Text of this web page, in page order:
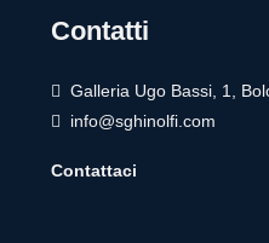
Contatti
Galleria Ugo Bassi, 1,
info@sghinolfi.com
Contattaci